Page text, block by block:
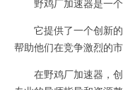
野鸡厂加速器是一个
它提供了一个创新的
帮助他们在竞争激烈的市
在野鸡厂加速器，创